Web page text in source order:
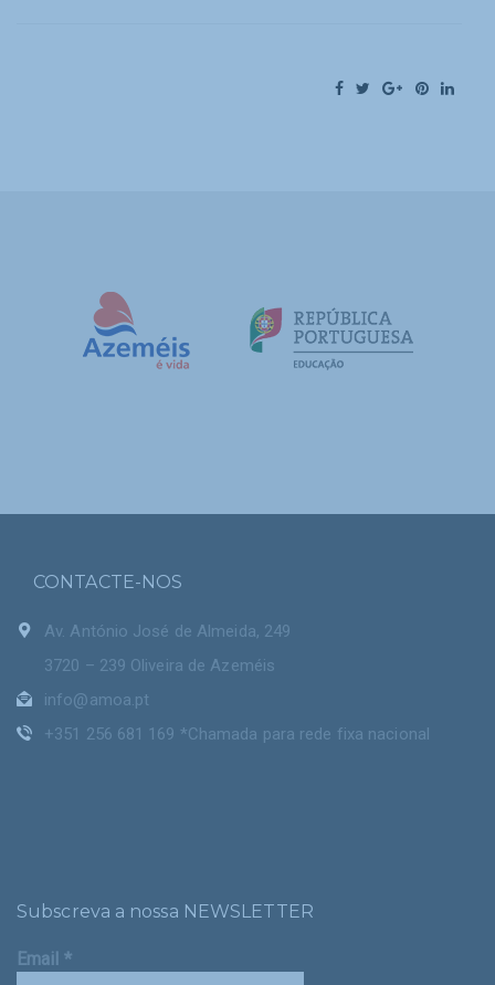
CONTACTE-NOS
Av. António José de Almeida, 249
3720 – 239 Oliveira de Azeméis
info@amoa.pt
+351 256 681 169 *Chamada para rede fixa nacional
Subscreva a nossa NEWSLETTER
Email *